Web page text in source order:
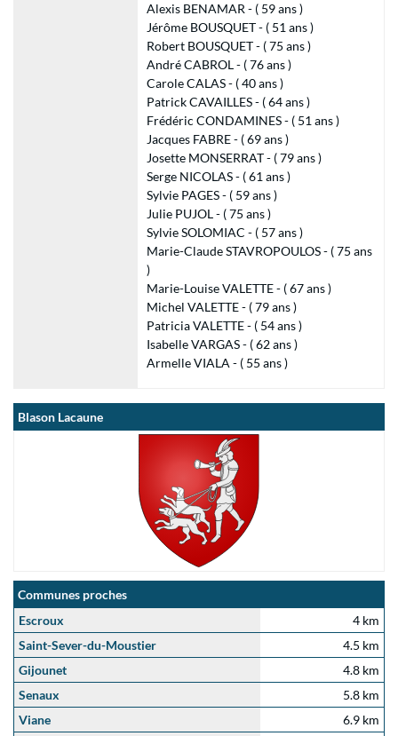
Alexis BENAMAR - ( 59 ans )
Jérôme BOUSQUET - ( 51 ans )
Robert BOUSQUET - ( 75 ans )
André CABROL - ( 76 ans )
Carole CALAS - ( 40 ans )
Patrick CAVAILLES - ( 64 ans )
Frédéric CONDAMINES - ( 51 ans )
Jacques FABRE - ( 69 ans )
Josette MONSERRAT - ( 79 ans )
Serge NICOLAS - ( 61 ans )
Sylvie PAGES - ( 59 ans )
Julie PUJOL - ( 75 ans )
Sylvie SOLOMIAC - ( 57 ans )
Marie-Claude STAVROPOULOS - ( 75 ans
)
Marie-Louise VALETTE - ( 67 ans )
Michel VALETTE - ( 79 ans )
Patricia VALETTE - ( 54 ans )
Isabelle VARGAS - ( 62 ans )
Armelle VIALA - ( 55 ans )
Blason Lacaune
Communes proches
Escroux
4 km
Saint-Sever-du-Moustier
4.5 km
Gijounet
4.8 km
Senaux
5.8 km
Viane
6.9 km